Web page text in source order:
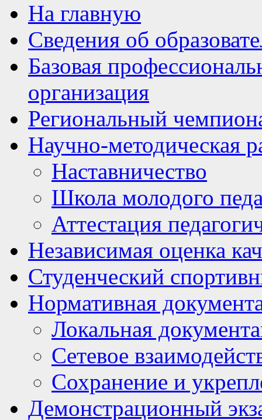
На главную
Сведения об
Базовая
организация
Региональный
Научно-методическая
Наставничество
Школа молодого
Аттестация
Независимая оценка
Студенческий
Нормативная
Локальная
Сетевое
Сохранение и
Демонстрационный